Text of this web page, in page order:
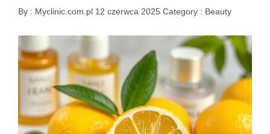
By : Myclinic.com.pl 12 czerwca 2025 Category : Beauty